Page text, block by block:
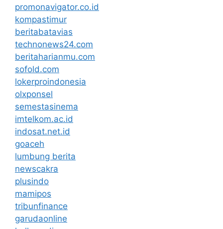
promonavigator.co.id
kompastimur
beritabatavias
technonews24.com
beritaharianmu.com
sofold.com
lokerproindonesia
olxponsel
semestasinema
imtelkom.ac.id
indosat.net.id
goaceh
lumbung berita
newscakra
plusindo
mamipos
tribunfinance
garudaonline